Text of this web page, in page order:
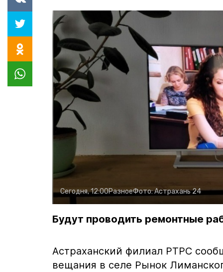
Сегодня, 12:00РазноеФото:Астрахань 24
Будут проводить ремонтные
Астраханский филиал РТРС
вещания в селе Рынок